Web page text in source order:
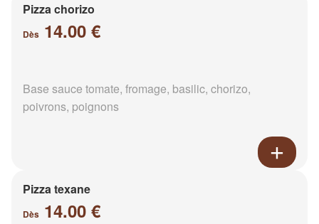
Pizza chorizo
Dès 14.00 €
Base sauce tomate, fromage, basilic, chorizo,
poivrons, poignons
Pizza texane
Dès 14.00 €